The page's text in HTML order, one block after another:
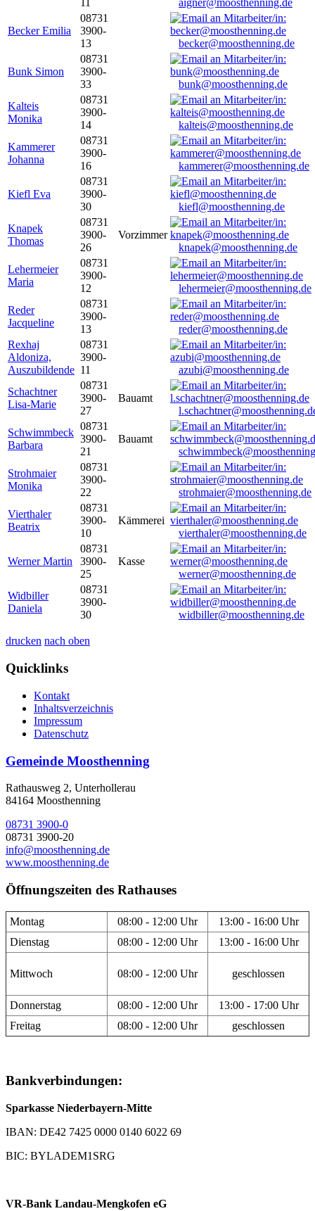
aigner@moosthenning.de
Becker Emilia
08731
3900-
13
becker@moosthenning.de
Bunk Simon
08731
3900-
33
bunk@moosthenning.de
Kalteis
Monika
08731
3900-
14
kalteis@moosthenning.de
Kammerer
Johanna
08731
3900-
16
kammerer@moosthenning.de
Kiefl Eva
08731
3900-
30
kiefl@moosthenning.de
Knapek
Thomas
08731
3900-
26
Vorzimmer
knapek@moosthenning.de
Lehermeier
Maria
08731
3900-
12
lehermeier@moosthenning.de
Reder
Jacqueline
08731
3900-
13
reder@moosthenning.de
Rexhaj
Aldoniza,
Auszubildende
08731
3900-
11
azubi@moosthenning.de
Schachtner
Lisa-Marie
08731
3900-
27
Bauamt
Schwimmbeck
Barbara
08731
3900-
21
Bauamt
Strohmaier
Monika
08731
3900-
22
strohmaier@moosthenning.de
Vierthaler
Beatrix
08731
3900-
10
Kämmerei
vierthaler@moosthenning.de
Werner Martin
08731
3900-
25
Kasse
werner@moosthenning.de
Widbiller
Daniela
08731
3900-
30
widbiller@moosthenning.de
drucken nach oben
Quicklinks
Kontakt
Inhaltsverzeichnis
Impressum
Datenschutz
Gemeinde Moosthenning
Rathausweg 2, Unterhollerau
84164 Moosthenning
08731 3900-0
08731 3900-20
info@moosthenning.de
www.moosthenning.de
Öffnungszeiten des Rathauses
Montag 08:00 - 12:00 Uhr
13:00 - 16:00 Uhr
Dienstag
08:00 - 12:00 Uhr 13:00 - 16:00 Uhr
Mittwoch 08:00 - 12:00 Uhr geschlossen
Donnerstag 08:00 - 12:00 Uhr
13:00 - 17:00 Uhr
Freitag
08:00 - 12:00 Uhr geschlossen
Bankverbindungen:
Sparkasse Niederbayern-Mitte
IBAN: DE42 7425 0000 0140 6022 69
BIC: BYLADEM1SRG
VR-Bank Landau-Mengkofen eG